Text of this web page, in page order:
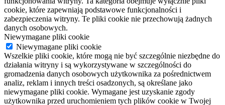
cookie, które zapewniają podstawowe funkcjonalności i
zabezpieczenia witryny. Te pliki cookie nie przechowują żadnych
danych osobowych.
Niewymagane pliki cookie
Niewymagane pliki cookie
Wszelkie pliki cookie, które mogą nie być szczególnie niezbędne do
działania witryny i są wykorzystywane w szczególności do
gromadzenia danych osobowych użytkownika za pośrednictwem
analiz, reklam i innych treści osadzonych, są określane jako
niewymagane pliki cookie. Wymagane jest uzyskanie zgody
użytkownika przed uruchomieniem tych plików cookie w Twojej